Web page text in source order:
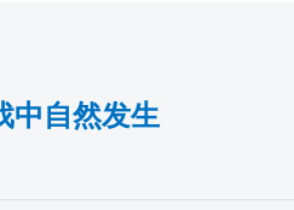
中自然发生